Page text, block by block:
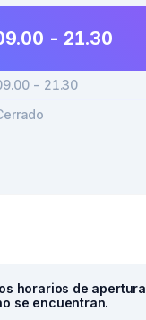
- 21.30
- 21.30
horarios de apertura
se encuentran.